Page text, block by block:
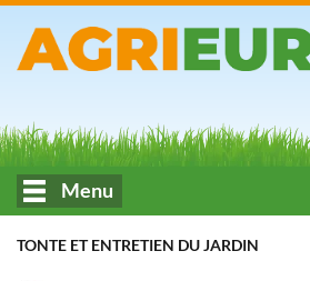
Menu
TONTE ET ENTRETIEN DU JARDIN